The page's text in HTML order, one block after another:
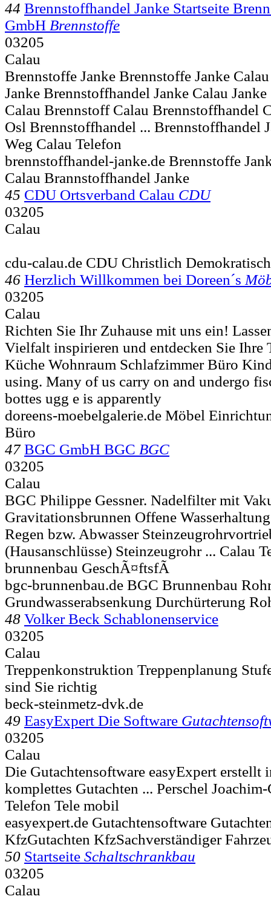
44 Brennstoffhandel Janke Startseite
GmbH Brennstoffe
03205
Calau
Brennstoffe Janke Brennstoffe Janke
Janke Brennstoffhandel Janke Calau
Calau Brennstoff Calau Brennstoffhandel
Osl Brennstoffhandel ... Brennstoffhandel
Weg Calau Telefon
brennstoffhandel-janke.de Brennstoffe
Calau Brannstoffhandel Janke
45 CDU Ortsverband Calau CDU
03205
Calau
cdu-calau.de CDU Christlich
46 Herzlich Willkommen bei Doreen´s
03205
Calau
Richten Sie Ihr Zuhause mit uns ein!
Vielfalt inspirieren und entdecken Sie Ihre
Küche Wohnraum Schlafzimmer Büro
using. Many of us carry on and undergo
bottes ugg e is apparently
doreens-moebelgalerie.de Möbel
Büro
47 BGC GmbH BGC BGC
03205
Calau
BGC Philippe Gessner. Nadelfilter mit
Gravitationsbrunnen Offene
Regen bzw. Abwasser
(Hausanschlüsse) Steinzeugrohr ... Calau
brunnenbau GeschÃ¤ftsfÃ
bgc-brunnenbau.de BGC Brunnenbau
Grundwasserabsenkung Durchürterung
48 Volker Beck Schablonenservice
03205
Calau
Treppenkonstruktion Treppenplanung
sind Sie richtig
beck-steinmetz-dvk.de
49 EasyExpert Die Software
03205
Calau
Die Gutachtensoftware easyExpert erstellt
komplettes Gutachten ... Perschel
Telefon Tele mobil
easyexpert.de Gutachtensoftware
KfzGutachten KfzSachverständiger
50 Startseite Schaltschrankbau
03205
Calau